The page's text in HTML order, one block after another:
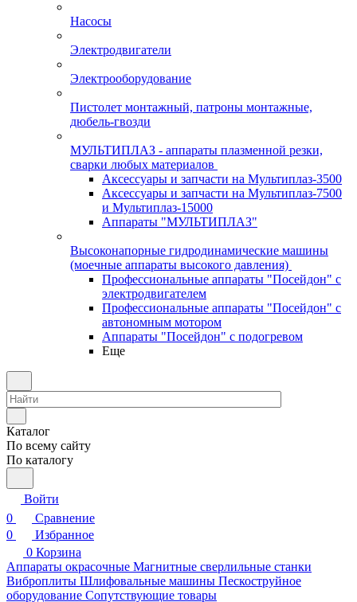
Насосы
Электродвигатели
Электрооборудование
Пистолет монтажный, патроны монтажные,
дюбель-гвозди
МУЛЬТИПЛАЗ - аппараты плазменной резки,
сварки любых материалов
Аксессуары и запчасти на Мультиплаз-3500
Аксессуары и запчасти на Мультиплаз-7500
и Мультиплаз-15000
Аппараты "МУЛЬТИПЛАЗ"
Высоконапорные гидродинамические машины
(моечные аппараты высокого давления)
Профессиональные аппараты "Посейдон" с
электродвигателем
Профессиональные аппараты "Посейдон" с
автономным мотором
Аппараты "Посейдон" с подогревом
Еще
Каталог
По всему сайту
По каталогу
Войти
0
Сравнение
0
Избранное
0 Корзина
Аппараты окрасочные Магнитные сверлильные станки
Виброплиты Шлифовальные машины Пескоструйное
оборудование Сопутствующие товары